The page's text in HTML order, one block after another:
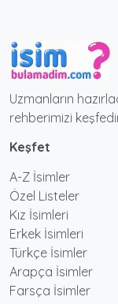
Uzmanların
rehberimizi
Keşfet
A-Z İsimler
Özel Listeler
Kız İsimleri
Erkek İsimleri
Türkçe İsimler
Arapça İsimler
Farsça İsimler